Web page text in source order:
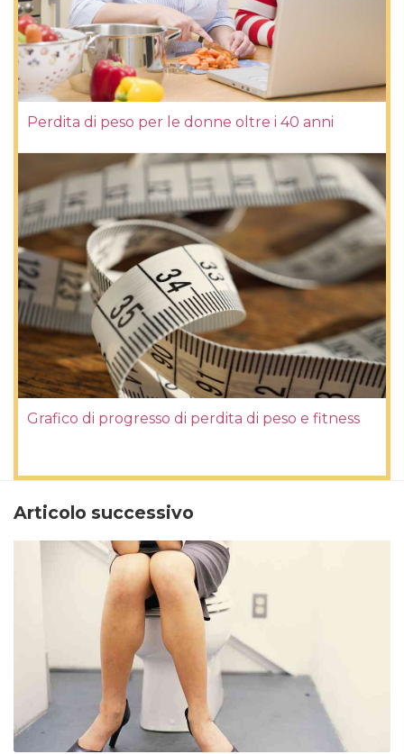
Perdita di peso per le donne oltre i 40 anni
Grafico di progresso di perdita di peso e fitness
Articolo successivo